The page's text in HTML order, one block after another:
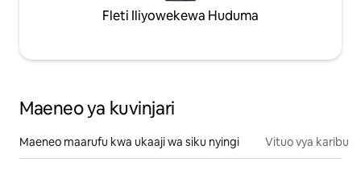
Fleti Iliyowekewa Huduma
Maeneo ya kuvinjari
Maeneo maarufu kwa ukaaji wa siku nyingi Vituo vya karibu